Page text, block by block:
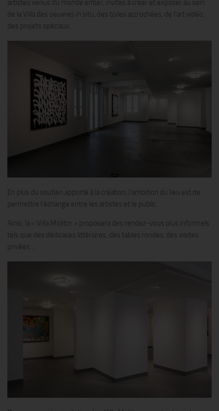
artistes venus du monde entier, invités à créer et exposer au sein
de la Villa des oeuvres in situ, des toiles accrochées, de l’art vidéo,
des projets spéciaux…
En plus du soutien apporté à la création, l’ambition du lieu est de
permettre l’échange entre les artistes et le public.
Ainsi, la « Villa Molitor » proposera des rendez-vous plus informels
tels que des dédicaces littéraires, des tables rondes, des visites
privées…